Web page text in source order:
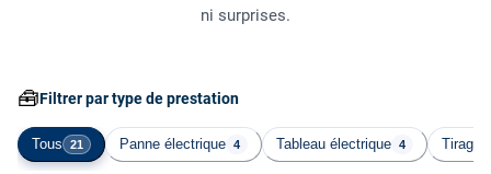
ni surprises.
🧰Filtrer par type de prestation
Tous 21 Panne électrique 4 Tableau électrique 4 Tirage